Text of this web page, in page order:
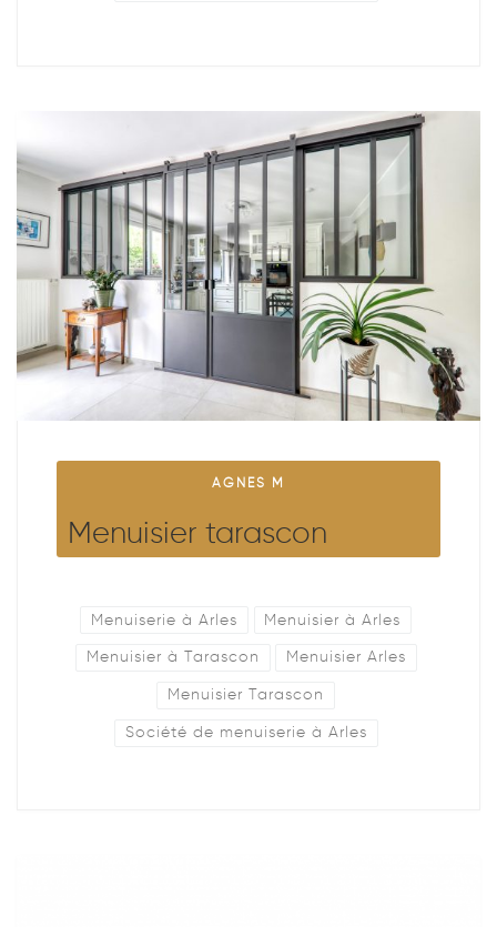
AGNES M
Menuisier tarascon
Menuiserie à Arles Menuisier à Arles
Menuisier à Tarascon Menuisier Arles
Menuisier Tarascon
Société de menuiserie à Arles